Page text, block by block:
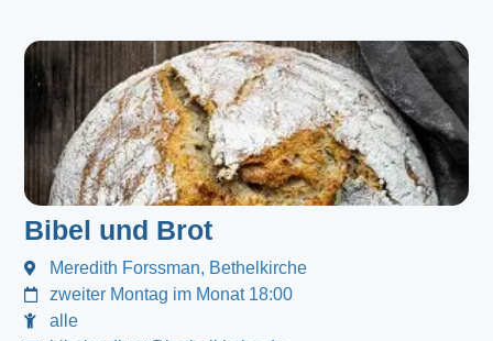
Bibel und Brot
Meredith Forssman, Bethelkirche
zweiter Montag im Monat 18:00
alle